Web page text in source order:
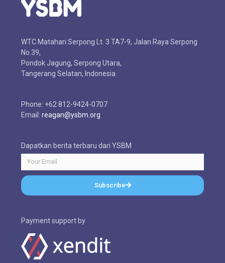
WTC Matahari Serpong Lt. 3 TA7-9, Jalan Raya Serpong
No.39,
Pondok Jagung, Serpong Utara,
Tangerang Selatan, Indonesia
Phone: +62 812-9424-0707
Email:reagan@ysbm.org
Dapatkan berita terbaru dari YSBM
Subscribe
Payment support by